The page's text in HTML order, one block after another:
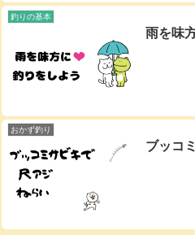
釣りの基本
雨を味
おかず釣り
ブッコ